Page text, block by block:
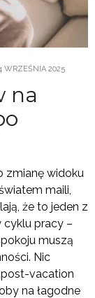
WRZEŚNIA 2025
na
zmianę widoku
maili,
że to jeden z
pracy –
muszą
Nic
vacation
na łagodne